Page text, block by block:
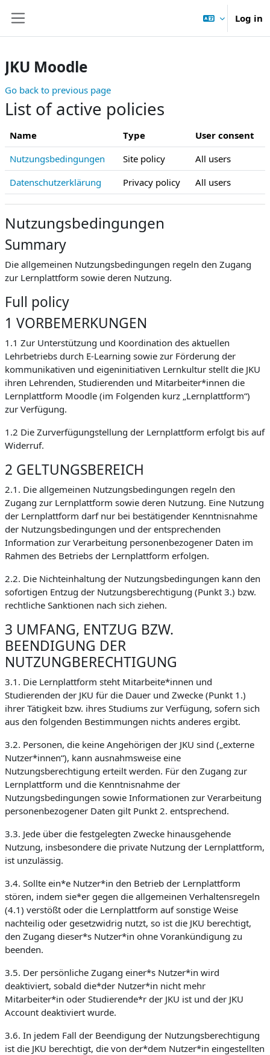
Log in
JKU Moodle
Go back to previous page
List of active policies
Name Type
User consent
Nutzungsbedingungen
Site policy
All users
Datenschutzerklärung
Privacy policy All users
Nutzungsbedingungen
Summary
Die allgemeinen Nutzungsbedingungen regeln den Zugang
zur Lernplattform sowie deren Nutzung.
Full policy
1 VORBEMERKUNGEN
1.1 Zur Unterstützung und Koordination des aktuellen
Lehrbetriebs durch E-Learning sowie zur Förderung der
kommunikativen und eigeninitiativen Lernkultur stellt die JKU
ihren Lehrenden, Studierenden und Mitarbeiter*innen die
Lernplattform Moodle (im Folgenden kurz „Lernplattform“)
zur Verfügung.
1.2 Die Zurverfügungstellung der Lernplattform erfolgt bis auf
Widerruf.
2 GELTUNGSBEREICH
2.1. Die allgemeinen Nutzungsbedingungen regeln den
Zugang zur Lernplattform sowie deren Nutzung. Eine Nutzung
der Lernplattform darf nur bei bestätigender Kenntnisnahme
der Nutzungsbedingungen und der entsprechenden
Information zur Verarbeitung personenbezogener Daten im
Rahmen des Betriebs der Lernplattform erfolgen.
2.2. Die Nichteinhaltung der Nutzungsbedingungen kann den
sofortigen Entzug der Nutzungsberechtigung (Punkt 3.) bzw.
rechtliche Sanktionen nach sich ziehen.
3 UMFANG, ENTZUG BZW.
BEENDIGUNG DER
NUTZUNGBERECHTIGUNG
3.1. Die Lernplattform steht Mitarbeite*innen und
Studierenden der JKU für die Dauer und Zwecke (Punkt 1.)
ihrer Tätigkeit bzw. ihres Studiums zur Verfügung, sofern sich
aus den folgenden Bestimmungen nichts anderes ergibt.
3.2. Personen, die keine Angehörigen der JKU sind („externe
Nutzer*innen“), kann ausnahmsweise eine
Nutzungsberechtigung erteilt werden. Für den Zugang zur
Lernplattform und die Kenntnisnahme der
Nutzungsbedingungen sowie Informationen zur Verarbeitung
personenbezogener Daten gilt Punkt 2. entsprechend.
3.3. Jede über die festgelegten Zwecke hinausgehende
Nutzung, insbesondere die private Nutzung der Lernplattform,
ist unzulässig.
3.4. Sollte ein*e Nutzer*in den Betrieb der Lernplattform
stören, indem sie*er gegen die allgemeinen Verhaltensregeln
(4.1) verstößt oder die Lernplattform auf sonstige Weise
nachteilig oder gesetzwidrig nutzt, so ist die JKU berechtigt,
den Zugang dieser*s Nutzer*in ohne Vorankündigung zu
beenden.
3.5. Der persönliche Zugang einer*s Nutzer*in wird
deaktiviert, sobald die*der Nutzer*in nicht mehr
Mitarbeiter*in oder Studierende*r der JKU ist und der JKU
Account deaktiviert wurde.
3.6. In jedem Fall der Beendigung der Nutzungsberechtigung
ist die JKU berechtigt, die von der*dem Nutzer*in eingestellten